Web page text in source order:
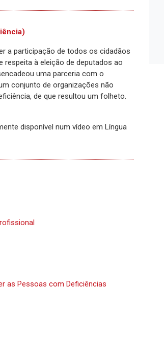
a participação de todos os cidadãos
respeita à eleição de deputados ao
uma parceria com o
conjunto de organizações não
de que resultou um folheto.
disponível num vídeo em Língua
as Pessoas com Deficiências